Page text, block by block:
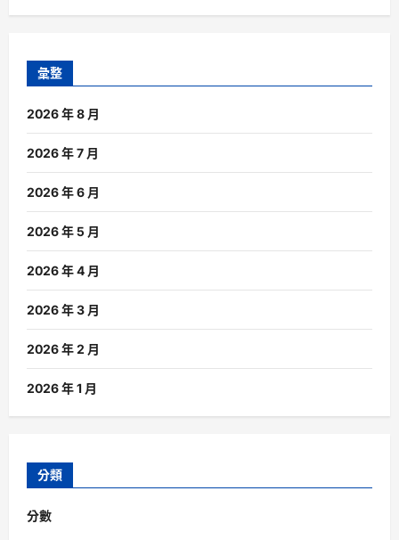
彙整
2026 年 8 月
2026 年 7 月
2026 年 6 月
2026 年 5 月
2026 年 4 月
2026 年 3 月
2026 年 2 月
2026 年 1 月
分類
分數